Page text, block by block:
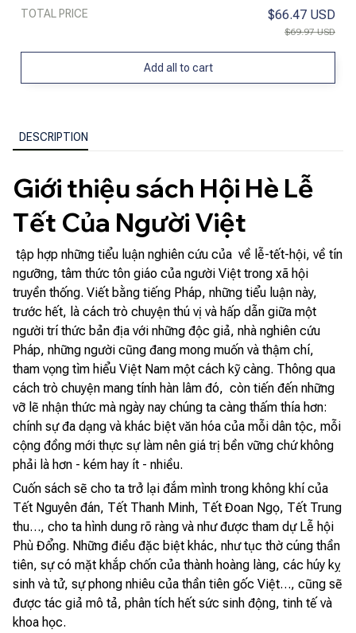
TOTAL PRICE $66.47 USD
$69.97 USD
Add all to cart
DESCRIPTION
Giới thiệu sách Hội Hè Lễ
Tết Của Người Việt
tập hợp những tiểu luận nghiên cứu của về lễ-tết-hội, về tín
ngưỡng, tâm thức tôn giáo của người Việt trong xã hội
truyền thống. Viết bằng tiếng Pháp, những tiểu luận này,
trước hết, là cách trò chuyện thú vị và hấp dẫn giữa một
người trí thức bản địa với những độc giả, nhà nghiên cứu
Pháp, những người cũng đang mong muốn và thậm chí,
tham vọng tìm hiểu Việt Nam một cách kỹ càng. Thông qua
cách trò chuyện mang tính hàn lâm đó, còn tiến đến những
vỡ lẽ nhận thức mà ngày nay chúng ta càng thấm thía hơn:
chính sự đa dạng và khác biệt văn hóa của mỗi dân tộc, mỗi
cộng đồng mới thực sự làm nên giá trị bền vững chứ không
phải là hơn - kém hay ít - nhiều.
Cuốn sách sẽ cho ta trở lại đắm mình trong không khí của
Tết Nguyên đán, Tết Thanh Minh, Tết Đoan Ngọ, Tết Trung
thu…, cho ta hình dung rõ ràng và như được tham dự Lễ hội
Phù Đổng. Những điều đặc biệt khác, như tục thờ cúng thần
tiên, sự có mặt khắp chốn của thành hoàng làng, các húy kỵ
sinh và tử, sự phong nhiêu của thần tiên gốc Việt…, cũng sẽ
được tác giả mô tả, phân tích hết sức sinh động, tinh tế và
khoa học.